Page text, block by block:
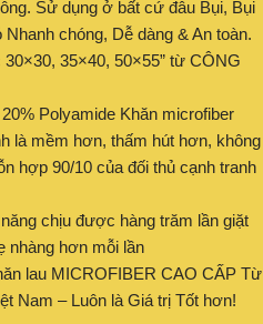
Sử dụng ở bất cứ đâu Bụi, Bụi
chóng, Dễ dàng & An toàn.
35×40, 50×55” từ CÔNG
Polyamide Khăn microfiber
là mềm hơn, thấm hút hơn, không
hợp 90/10 của đối thủ cạnh tranh
chịu được hàng trăm lần giặt
nhàng hơn mỗi lần
lau MICROFIBER CAO CẤP Từ
Nam – Luôn là Giá trị Tốt hơn!